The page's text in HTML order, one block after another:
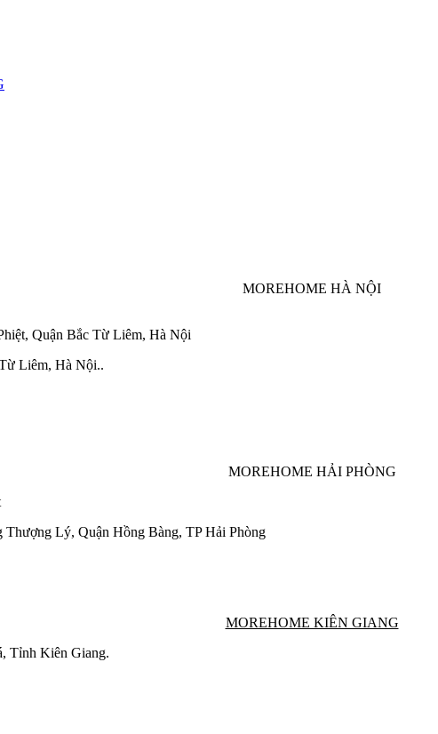
MOREHOME HÀ NỘI
Quận Bắc Từ Liêm, Hà Nội
Liêm, Hà Nội..
MOREHOME HẢI PHÒNG
Lý, Quận Hồng Bàng, TP Hải Phòng
MOREHOME KIÊN GIANG
Tỉnh Kiên Giang.